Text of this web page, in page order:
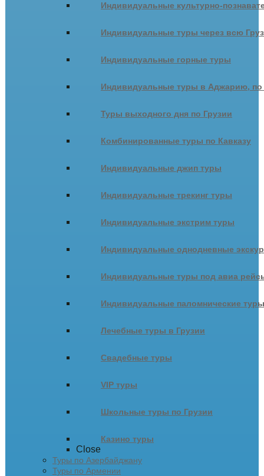
Индивидуальные культурно-
Индивидуальные туры через всю
Индивидуальные горные туры
Индивидуальные туры в Аджарию,
Туры выходного дня по Грузии
Комбинированные туры по Кавказу
Индивидуальные джип туры
Индивидуальные трекинг туры
Индивидуальные экстрим туры
Индивидуальные однодневные
Индивидуальные туры под авиа
Индивидуальные паломнические туры
Лечебные туры в Грузии
Свадебные туры
VIP туры
Школьные туры по Грузии
Казино туры
Close
Туры по Азербайджану
Туры по Армении